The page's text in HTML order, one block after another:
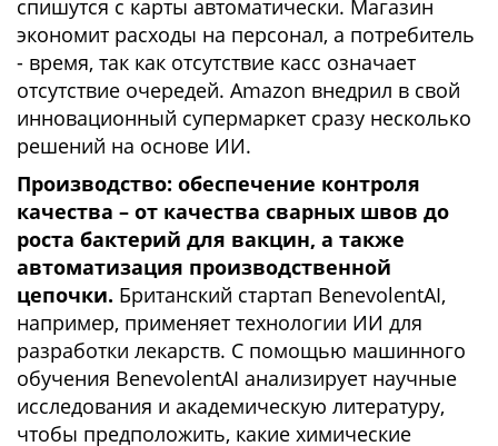
спишутся с карты автоматически. Магазин
экономит расходы на персонал, а потребитель
- время, так как отсутствие касс означает
отсутствие очередей. Amazon внедрил в свой
инновационный супермаркет сразу несколько
решений на основе ИИ.
Производство: обеспечение контроля
качества – от качества сварных швов до
роста бактерий для вакцин, а также
автоматизация производственной
цепочки. Британский стартап BenevolentAI,
например, применяет технологии ИИ для
разработки лекарств. С помощью машинного
обучения BenevolentAI анализирует научные
исследования и академическую литературу,
чтобы предположить, какие химические